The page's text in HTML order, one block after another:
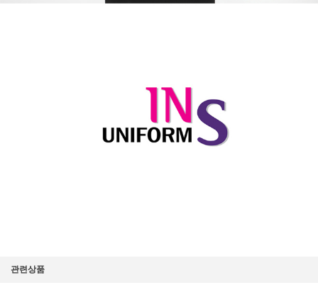
관련상품